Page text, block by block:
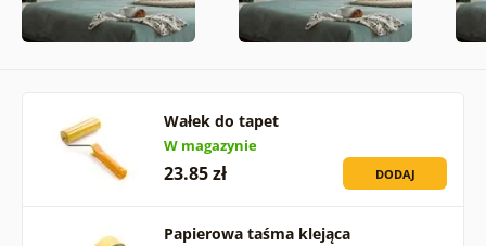
Wałek do tapet
W magazynie
23.85 zł DODAJ
Papierowa taśma klejąca